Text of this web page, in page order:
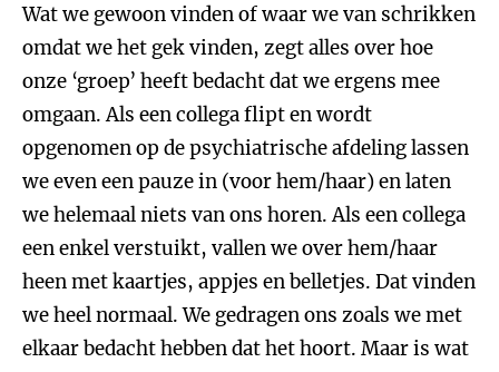
Wat we gewoon vinden of waar we van schrikken
omdat we het gek vinden, zegt alles over hoe
onze ‘groep’ heeft bedacht dat we ergens mee
omgaan. Als een collega flipt en wordt
opgenomen op de psychiatrische afdeling lassen
we even een pauze in (voor hem/haar) en laten
we helemaal niets van ons horen. Als een collega
een enkel verstuikt, vallen we over hem/haar
heen met kaartjes, appjes en belletjes. Dat vinden
we heel normaal. We gedragen ons zoals we met
elkaar bedacht hebben dat het hoort. Maar is wat